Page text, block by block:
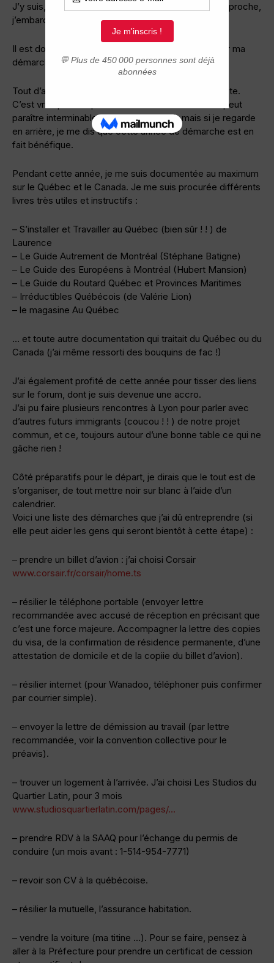
J’y suis, la traversée vers ma nouvelle vie est toute proche,
j’embarque samedi 4 sur le vol Corsair à 13h45.
Il est donc temps pour moi de faire un petit bilan sur ma
démarche d’immigration.
Tout d’abord je dirais que le temps est passé très vite.
C’est vrai que lorsqu’on attend la fameuse brune il peut
paraître interminable (hein mon Patou !), mais si je regarde
en arrière, je me dis que cette année de démarche est en
fait bénéfique.
Pendant cette année, je me suis documentée au maximum
sur le Québec et le Canada. Je me suis procurée différents
livres très utiles et instructifs :
– S’installer et Travailler au Québec (bien sûr ! ! ) de
Laurence
– Le Guide Autrement de Montréal (Stéphane Batigne)
– Le Guide des Européens à Montréal (Hubert Mansion)
– Le Guide du Routard Québec et Provinces Maritimes
– Irréductibles Québécois (de Valérie Lion)
– le magasine Au Québec
… et toute autre documentation qui traitait du Québec ou du
Canada (j’ai même ressorti des bouquins de fac !)
J’ai également profité de cette année pour tisser des liens
sur le forum, dont je suis devenue une accro.
J’ai pu faire plusieurs rencontres à Lyon pour parler avec
d’autres futurs immigrants (coucou ! ! ) de notre projet
commun, et ce, toujours autour d’une bonne table ce qui ne
gâche rien !
Côté préparatifs pour le départ, je dirais que le tout est de
s’organiser, de tout mettre noir sur blanc à l’aide d’un
calendrier.
Voici une liste des démarches que j’ai dû entreprendre (si
elle peut aider les gens qui seront bientôt à cette étape) :
– prendre un billet d’avion : j’ai choisi Corsair
www.corsair.fr/corsair/home.ts
– résilier le téléphone portable (envoyer lettre
recommandée avec accusé de réception en précisant que
c’est une force majeure. Accompagner la lettre des copies
du visa, de la confirmation de résidence permanente, d’une
attestation de domicile et de la copiie du billet d’avion).
– résilier internet (pour Wanadoo, téléphoner puis confirmer
par courrier simple).
– envoyer la lettre de démission au travail (par lettre
recommandée, voir la convention collective pour le
préavis).
– trouver un logement à l’arrivée. J’ai choisi Les Studios du
Quartier Latin, pour 3 mois
www.studiosquartierlatin.com/pages/…
– prendre RDV à la SAAQ pour l’échange du permis de
conduire (un mois avant : 1-514-954-7771)
– revoir son CV à la québécoise.
– résilier la mutuelle, l’assurance habitation.
– vendre la voiture (ma titine …). Pour se faire, pensez à
aller à la Préfecture pour prendre un certificat de cession